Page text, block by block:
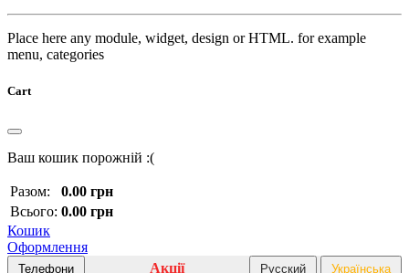
Place here any module, widget, design or HTML. for example
menu, categories
Cart
Ваш кошик порожній :(
Разом:
0.00 грн
Всього: 0.00 грн
Кошик
Оформлення
Телефони Акції Русский Українська